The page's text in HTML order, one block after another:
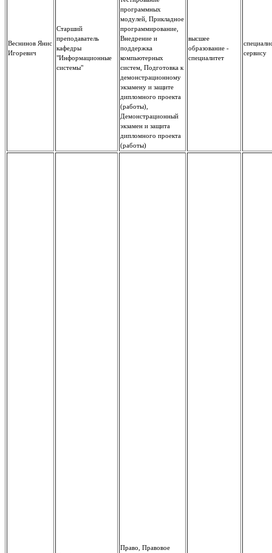
Веснинов Янис
Игоревич
Старший
преподаватель
кафедры
"Информационные
системы"
программных
модулей, Прикладное
программирование,
Внедрение и
поддержка
компьютерных
систем, Подготовка к
демонстрационному
экзамену и защите
дипломного проекта
(работы),
Демонстрационный
экзамен и защита
дипломного проекта
(работы)
высшее
образование -
специалитет
сервису
Право, Правовое